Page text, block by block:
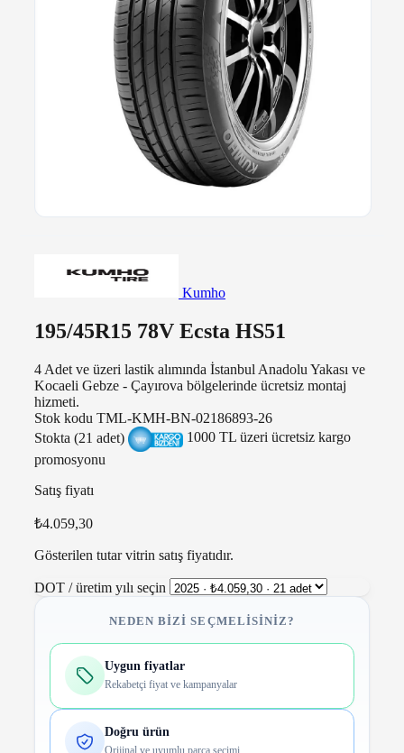
Kumho
195/45R15 78V Ecsta HS51
4 Adet ve üzeri lastik alımında İstanbul Anadolu Yakası ve
Kocaeli Gebze - Çayırova bölgelerinde ücretsiz montaj
hizmeti.
Stok kodu TML-KMH-BN-02186893-26
Stokta (21 adet)
1000 TL üzeri ücretsiz kargo
promosyonu
Satış fiyatı
₺4.059,30
Gösterilen tutar vitrin satış fiyatıdır.
DOT / üretim yılı seçin
NEDEN BIZI SEÇMELISINIZ?
Uygun fiyatlar
Rekabetçi fiyat ve kampanyalar
Doğru ürün